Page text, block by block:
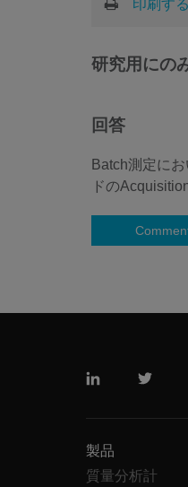
印刷する
研究用にの
回答
Batch測定に
ドの
リンクトイン
ツイッ
製品
質量分析計